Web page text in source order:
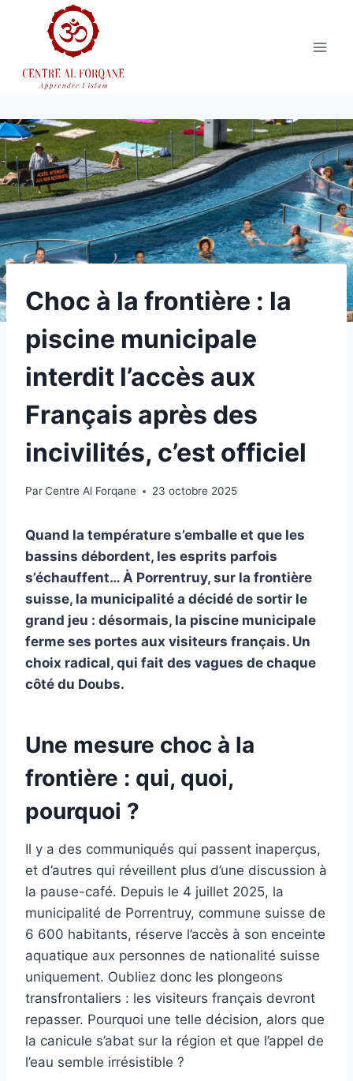
Choc à la frontière : la
piscine municipale
interdit l’accès aux
Français après des
incivilités, c’est officiel
ParCentre Al Forqane 23 octobre 2025
Quand la température s’emballe et que les
bassins débordent, les esprits parfois
s’échauffent… À Porrentruy, sur la frontière
suisse, la municipalité a décidé de sortir le
grand jeu : désormais, la piscine municipale
ferme ses portes aux visiteurs français. Un
choix radical, qui fait des vagues de chaque
côté du Doubs.
Une mesure choc à la
frontière : qui, quoi,
pourquoi ?
Il y a des communiqués qui passent inaperçus,
et d’autres qui réveillent plus d’une discussion à
la pause-café. Depuis le 4 juillet 2025, la
municipalité de Porrentruy, commune suisse de
6 600 habitants, réserve l’accès à son enceinte
aquatique aux personnes de nationalité suisse
uniquement. Oubliez donc les plongeons
transfrontaliers : les visiteurs français devront
repasser. Pourquoi une telle décision, alors que
la canicule s’abat sur la région et que l’appel de
l’eau semble irrésistible ?